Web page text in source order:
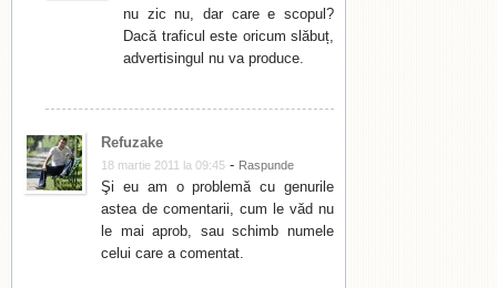
nu zic nu, dar care e scopul?
Dacă traficul este oricum slăbuț,
advertisingul nu va produce.
Refuzake
18 martie 2011 la 09:45 - Raspunde
Şi eu am o problemă cu genurile
astea de comentarii, cum le văd nu
le mai aprob, sau schimb numele
celui care a comentat.